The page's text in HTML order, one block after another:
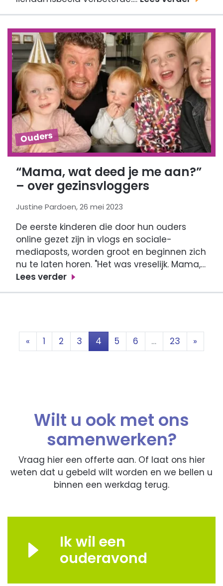
Ouders
“Mama, wat deed je me aan?”
– over gezinsvloggers
Justine Pardoen, 26 mei 2023
De eerste kinderen die door hun ouders
online gezet zijn in vlogs en sociale-
mediaposts, worden groot en beginnen zich
nu te laten horen. "Het was vreselijk. Mama,…
Lees verder
Berichten
navigatie
« 1 2 3 4 5 6 … 23 »
Wilt u ook met ons
samenwerken?
Vraag hier een offerte aan. Of laat ons hier
weten dat u gebeld wilt worden en we bellen u
binnen een werkdag terug.
Ik wil een
ouderavond